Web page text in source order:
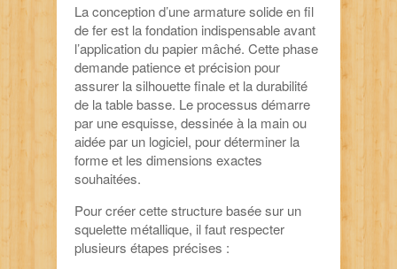
La conception d’une armature solide en fil
de fer est la fondation indispensable avant
l’application du papier mâché. Cette phase
demande patience et précision pour
assurer la silhouette finale et la durabilité
de la table basse. Le processus démarre
par une esquisse, dessinée à la main ou
aidée par un logiciel, pour déterminer la
forme et les dimensions exactes
souhaitées.
Pour créer cette structure basée sur un
squelette métallique, il faut respecter
plusieurs étapes précises :